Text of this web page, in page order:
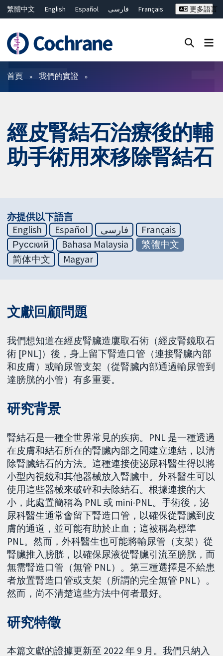
繁體中文 English Español فارسی
Français
ไทย
简体中文
更多語言
篩選條件
首頁 我們的實證
經皮腎結石治療後的輔
助手術用來移除腎結石
亦提供以下語言
English
Español فارسی
Français
Русский
Bahasa Malaysia
繁體中文
简体中文
Magyar
文獻回顧問題
我們想知道在經皮腎臟造廔取石術（經皮腎鏡取石
術 [PNL]）後，身上留下腎造口管（連接腎臟內部
和皮膚）或輸尿管支架（從腎臟內部通過輸尿管到
達膀胱的小管）有多重要。
研究背景
腎結石是一種全世界常見的疾病。PNL 是一種透過
在皮膚和結石所在的腎臟內部之間建立連結，以清
除腎臟結石的方法。這種連接使泌尿科醫生得以將
小型內視鏡和其他器械放入腎臟中。外科醫生可以
使用這些器械來破碎和去除結石。根據連接的大
小，此處置簡稱為 PNL 或 mini-PNL。手術後，泌
尿科醫生通常會留下腎造口管，以確保從腎臟到皮
膚的通道，並可能有助於止血；這被稱為標準
PNL。然而，外科醫生也可能將輸尿管（支架）從
腎臟推入膀胱，以確保尿液從腎臟引流至膀胱，而
無需腎造口管（無管 PNL）。第三種選擇是不給患
者放置腎造口管或支架（所謂的完全無管 PNL）。
然而，尚不清楚這些方法中何者最好。
研究特徵
本篇文獻的證據更新至 2022 年 9 月。我們只納入